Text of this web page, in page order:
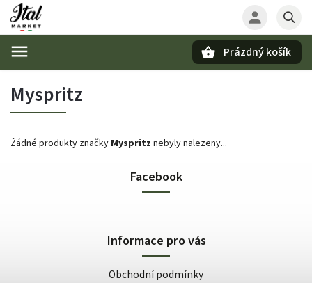
Prázdný košík
Myspritz
Žádné produkty značky Myspritz nebyly nalezeny...
Facebook
Informace pro vás
Obchodní podmínky